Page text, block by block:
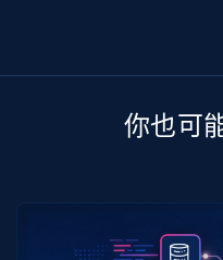
你也可